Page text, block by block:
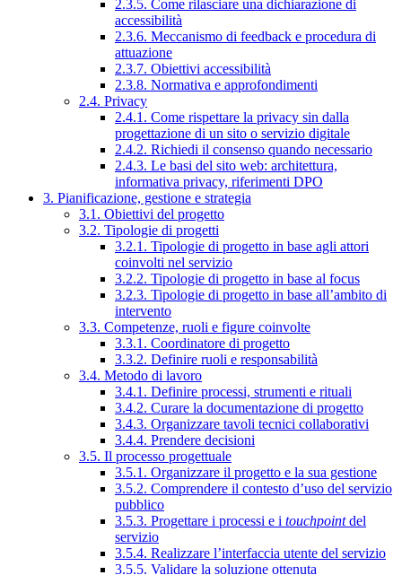
2.3.5. Come rilasciare una dichiarazione di
accessibilità
2.3.6. Meccanismo di feedback e procedura di
attuazione
2.3.7. Obiettivi accessibilità
2.3.8. Normativa e approfondimenti
2.4. Privacy
2.4.1. Come rispettare la privacy sin dalla
progettazione di un sito o servizio digitale
2.4.2. Richiedi il consenso quando necessario
2.4.3. Le basi del sito web: architettura,
informativa privacy, riferimenti DPO
3. Pianificazione, gestione e strategia
3.1. Obiettivi del progetto
3.2. Tipologie di progetti
3.2.1. Tipologie di progetto in base agli attori
coinvolti nel servizio
3.2.2. Tipologie di progetto in base al focus
3.2.3. Tipologie di progetto in base all’ambito di
intervento
3.3. Competenze, ruoli e figure coinvolte
3.3.1. Coordinatore di progetto
3.3.2. Definire ruoli e responsabilità
3.4. Metodo di lavoro
3.4.1. Definire processi, strumenti e rituali
3.4.2. Curare la documentazione di progetto
3.4.3. Organizzare tavoli tecnici collaborativi
3.4.4. Prendere decisioni
3.5. Il processo progettuale
3.5.1. Organizzare il progetto e la sua gestione
3.5.2. Comprendere il contesto d’uso del servizio
pubblico
3.5.3. Progettare i processi e i touchpointdel
servizio
3.5.4. Realizzare l’interfaccia utente del servizio
3.5.5. Validare la soluzione ottenuta